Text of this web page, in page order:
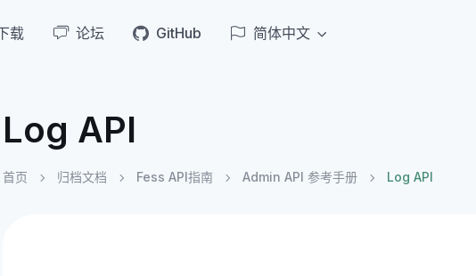
载 论坛 GitHub 简体中文
Log API
首页 归档文档 Fess API指南 Admin API 参考手册 Log API